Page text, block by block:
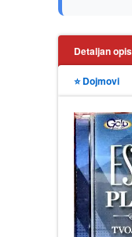
Detaljan opis
⭐ Dojmovi